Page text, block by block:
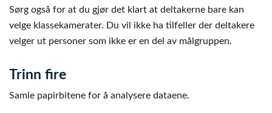
Sørg også for at du gjør det klart at deltakerne bare kan
velge klassekamerater. Du vil ikke ha tilfeller der deltakere
velger ut personer som ikke er en del av målgruppen.
Trinn fire
Samle papirbitene for å analysere dataene.